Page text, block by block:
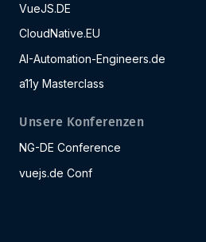
VueJS.DE
CloudNative.EU
AI-Automation-Engineers.de
a11y Masterclass
Unsere Konferenzen
NG-DE Conference
vuejs.de Conf